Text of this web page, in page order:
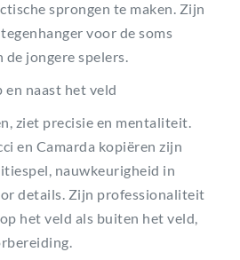
sprongen te maken. Zijn
voor de soms
de jongere spelers.
en naast het veld
ziet precisie en mentaliteit.
en Camarda kopiëren zijn
nauwkeurigheid in
details. Zijn professionaliteit
het veld als buiten het veld,